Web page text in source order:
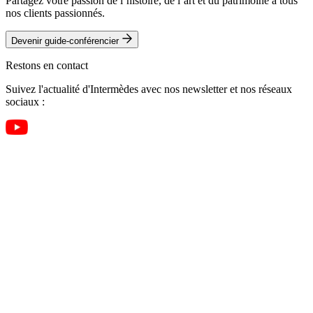
nos clients passionnés.
Devenir guide-conférencier
Restons en contact
Suivez l'actualité d'Intermèdes avec nos newsletter et nos réseaux
sociaux :